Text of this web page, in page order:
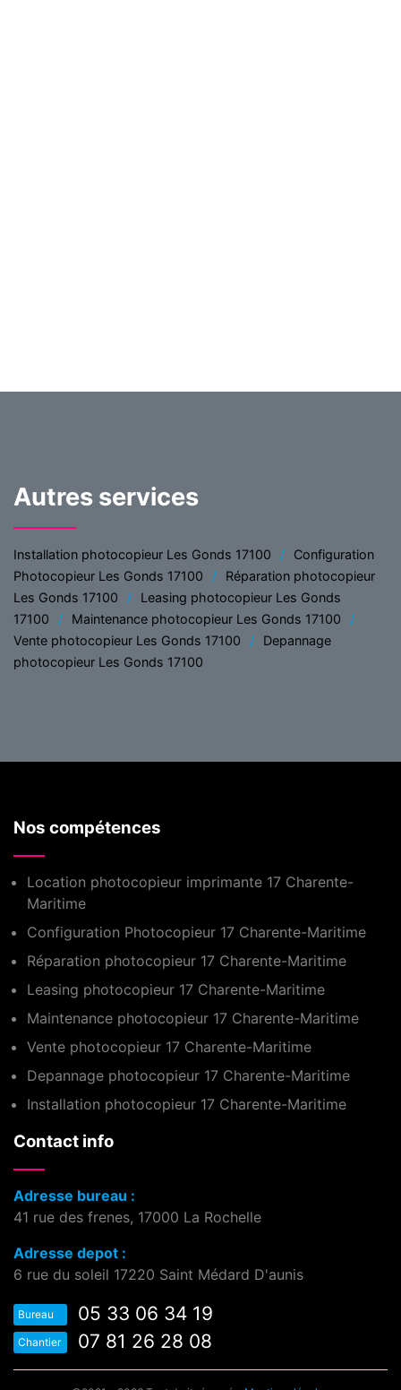
Autres services
Installation photocopieur Les Gonds 17100
Configuration
Photocopieur Les Gonds 17100
Réparation photocopieur
Les Gonds 17100
Leasing photocopieur Les Gonds
17100
Maintenance photocopieur Les Gonds 17100
Vente photocopieur Les Gonds 17100
Depannage
photocopieur Les Gonds 17100
Nos compétences
Location photocopieur imprimante 17 Charente-
Maritime
Configuration Photocopieur 17 Charente-Maritime
Réparation photocopieur 17 Charente-Maritime
Leasing photocopieur 17 Charente-Maritime
Maintenance photocopieur 17 Charente-Maritime
Vente photocopieur 17 Charente-Maritime
Depannage photocopieur 17 Charente-Maritime
Installation photocopieur 17 Charente-Maritime
Contact info
Adresse bureau :
41 rue des frenes, 17000 La Rochelle
Adresse depot :
6 rue du soleil 17220 Saint Médard D'aunis
Bureau 05 33 06 34 19
Chantier 07 81 26 28 08